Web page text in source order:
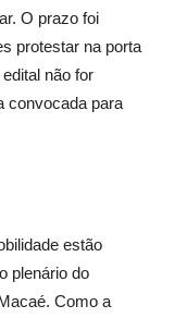
O prazo foi
protestar na porta
não for
convocada para
estão
plenário do
Como a